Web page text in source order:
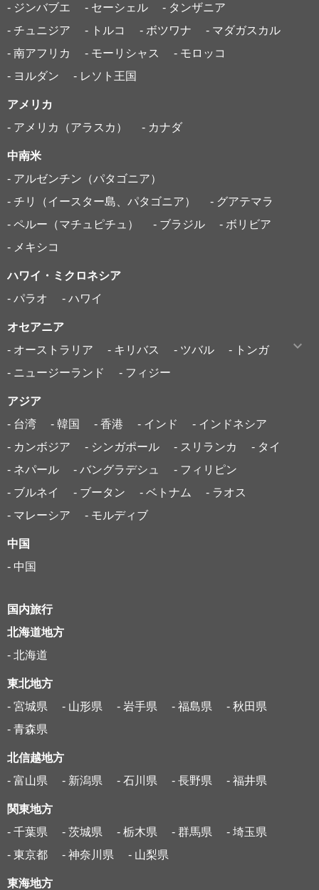
- ジンバブエ
- セーシェル
- タンザニア
- チュニジア
- トルコ - ボツワナ
- マダガスカル
- 南アフリカ
- モーリシャス
- モロッコ
- ヨルダン
- レソト王国
アメリカ
- アメリカ（アラスカ）
- カナダ
中南米
- アルゼンチン（パタゴニア）
- チリ（イースター島、パタゴニア）
- グアテマラ
- ペルー（マチュピチュ）
- ブラジル
- ボリビア
- メキシコ
ハワイ・ミクロネシア
- パラオ
- ハワイ
オセアニア
- オーストラリア
- キリバス - ツバル
- トンガ
- ニュージーランド
- フィジー
アジア
- 台湾
- 韓国 - 香港 - インド
- インドネシア
- カンボジア
- シンガポール - スリランカ
- タイ
- ネパール
- バングラデシュ
- フィリピン
- ブルネイ
- ブータン - ベトナム
- ラオス
- マレーシア
- モルディブ
中国
- 中国
国内旅行
北海道地方
- 北海道
東北地方
- 宮城県
- 山形県 - 岩手県 - 福島県
- 秋田県
- 青森県
北信越地方
- 富山県
- 新潟県 - 石川県 - 長野県 - 福井県
関東地方
- 千葉県
- 茨城県 - 栃木県 - 群馬県
- 埼玉県
- 東京都
- 神奈川県 - 山梨県
東海地方